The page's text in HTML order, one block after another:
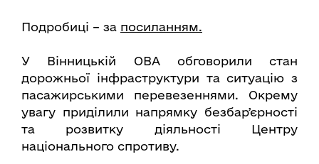
Подробиці – за посиланням.
У Вінницькій ОВА обговорили стан
дорожньої інфраструктури та ситуацію з
пасажирськими перевезеннями. Окрему
увагу приділили напрямку безбарʼєрності
та розвитку діяльності Центру
національного спротиву.